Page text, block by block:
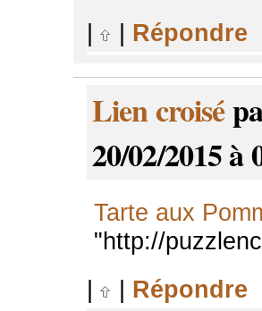
Répondre
Lien croisé
20/02/2015 à
Tarte aux
"http://
Répondre